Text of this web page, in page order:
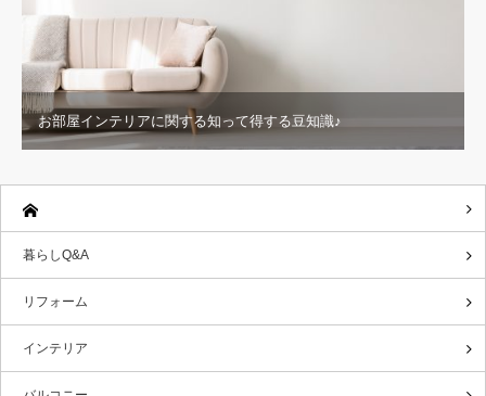
お部屋インテリアに関する知って得する豆知識♪
暮らしQ&A
リフォーム
インテリア